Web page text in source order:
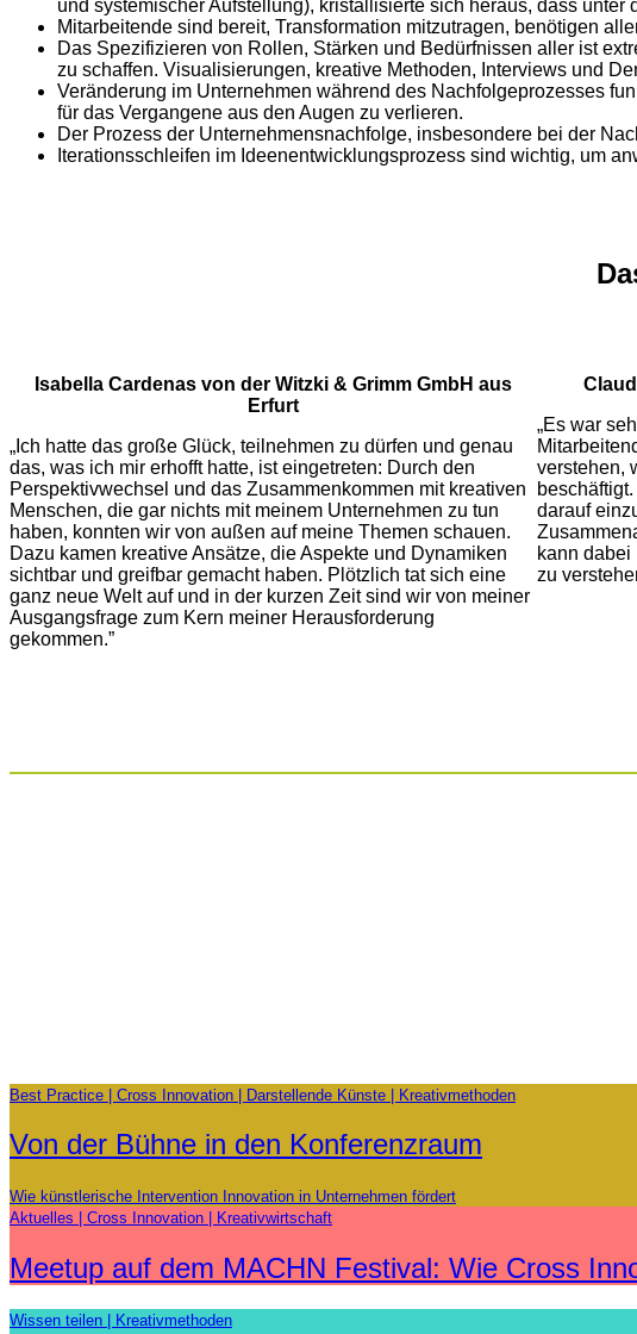
und systemischer Aufstellung), kristallisierte sich heraus, dass
Mitarbeitende sind bereit, Transformation mitzutragen, benötigen
Das Spezifizieren von Rollen, Stärken und Bedürfnissen aller ist
zu schaffen. Visualisierungen, kreative Methoden, Interviews und
Veränderung im Unternehmen während des Nachfolgeprozesses
für das Vergangene aus den Augen zu verlieren.
Der Prozess der Unternehmensnachfolge, insbesondere bei der
Iterationsschleifen im Ideenentwicklungsprozess sind wichtig, um
Isabella Cardenas von der Witzki & Grimm GmbH aus
Erfurt
„Ich hatte das große Glück, teilnehmen zu dürfen und genau
das, was ich mir erhofft hatte, ist eingetreten: Durch den
Perspektivwechsel und das Zusammenkommen mit kreativen
Menschen, die gar nichts mit meinem Unternehmen zu tun
haben, konnten wir von außen auf meine Themen schauen.
Dazu kamen kreative Ansätze, die Aspekte und Dynamiken
sichtbar und greifbar gemacht haben. Plötzlich tat sich eine
ganz neue Welt auf und in der kurzen Zeit sind wir von meiner
Ausgangsfrage zum Kern meiner Herausforderung
gekommen.”
„Es war
verstehen,
darauf
kann dabei
zu
Best Practice Cross Innovation Darstellende Künste Kreativmethoden
Von der Bühne in den Konferenzraum
Wie künstlerische Intervention Innovation in Unternehmen fördert
Aktuelles
Cross Innovation Kreativwirtschaft
Meetup auf dem MACHN Festival: Wie Cross
Wissen teilen Kreativmethoden